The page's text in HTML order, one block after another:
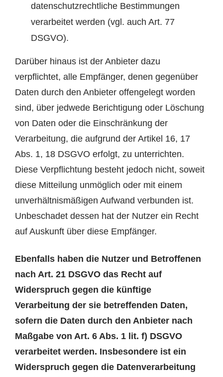
datenschutzrechtliche Bestimmungen
verarbeitet werden (vgl. auch Art. 77
DSGVO).
Darüber hinaus ist der Anbieter dazu
verpflichtet, alle Empfänger, denen gegenüber
Daten durch den Anbieter offengelegt worden
sind, über jedwede Berichtigung oder Löschung
von Daten oder die Einschränkung der
Verarbeitung, die aufgrund der Artikel 16, 17
Abs. 1, 18 DSGVO erfolgt, zu unterrichten.
Diese Verpflichtung besteht jedoch nicht, soweit
diese Mitteilung unmöglich oder mit einem
unverhältnismäßigen Aufwand verbunden ist.
Unbeschadet dessen hat der Nutzer ein Recht
auf Auskunft über diese Empfänger.
Ebenfalls haben die Nutzer und Betroffenen
nach Art. 21 DSGVO das Recht auf
Widerspruch gegen die künftige
Verarbeitung der sie betreffenden Daten,
sofern die Daten durch den Anbieter nach
Maßgabe von Art. 6 Abs. 1 lit. f) DSGVO
verarbeitet werden. Insbesondere ist ein
Widerspruch gegen die Datenverarbeitung